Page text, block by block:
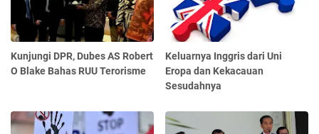
Kunjungi DPR, Dubes AS Robert
O Blake Bahas RUU Terorisme
Keluarnya Inggris dari Uni
Eropa dan Kekacauan
Sesudahnya